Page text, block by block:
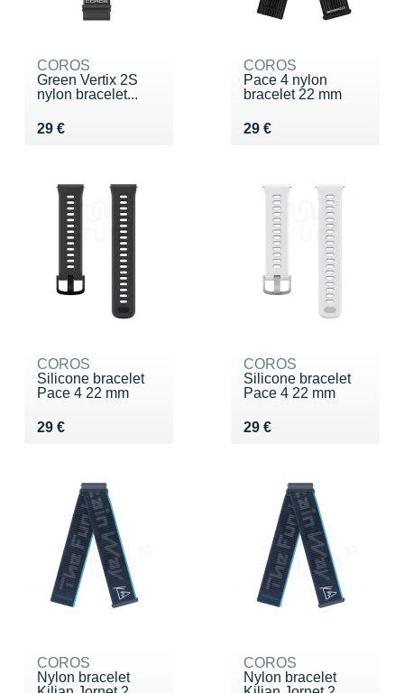
COROS
Green Vertix 2S
nylon bracelet...
29 €
Vendu 29 €
COROS
Pace 4 nylon
bracelet 22 mm
29 €
Vendu 29 €
COROS
Silicone bracelet
Pace 4 22 mm
29 €
Vendu 29 €
COROS
Silicone bracelet
Pace 4 22 mm
29 €
Vendu 29 €
COROS
Nylon bracelet
COROS
Nylon bracelet